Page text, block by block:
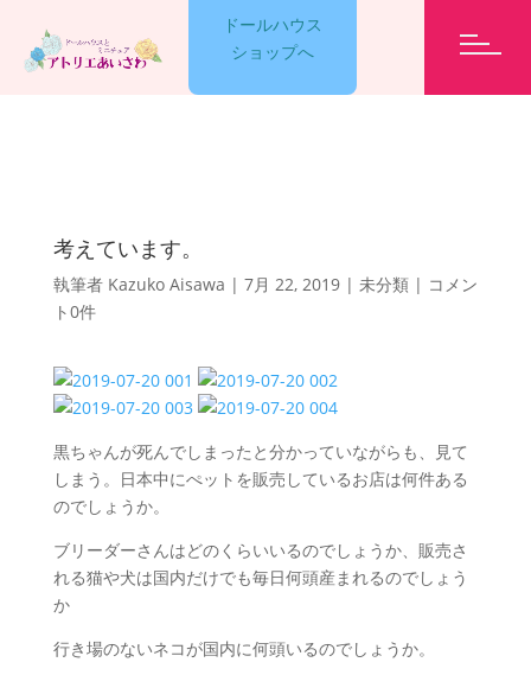
LESSON
EVENT
ET CETERA
BLOG
ドールハウス
ショップへ
考えています。
執筆者 Kazuko Aisawa | 7月 22, 2019| 未分類| コメン
ト0件
黒ちゃんが死んでしまったと分かっていながらも、見て
しまう。日本中にぺットを販売しているお店は何件ある
のでしょうか。
ブリーダーさんはどのくらいいるのでしょうか、販売さ
れる猫や犬は国内だけでも毎日何頭産まれるのでしょう
か
行き場のないネコが国内に何頭いるのでしょうか。